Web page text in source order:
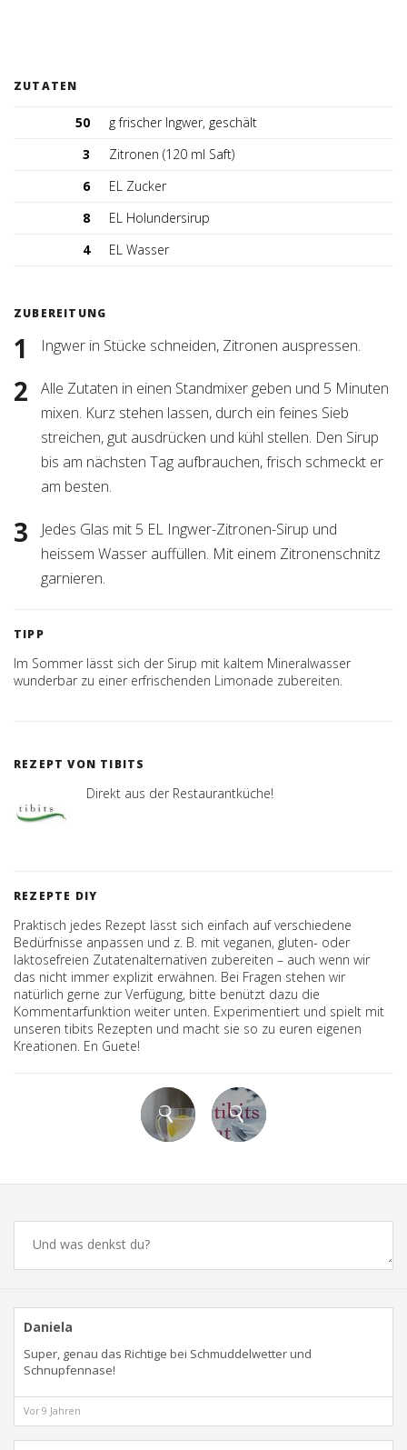
ZUTATEN
50
g frischer Ingwer, geschält
3
Zitronen (120 ml Saft)
6
EL Zucker
8
EL Holundersirup
4
EL Wasser
ZUBEREITUNG
Ingwer in Stücke schneiden, Zitronen auspressen.
Alle Zutaten in einen Standmixer geben und 5 Minuten
mixen. Kurz stehen lassen, durch ein feines Sieb
streichen, gut ausdrücken und kühl stellen. Den Sirup
bis am nächsten Tag aufbrauchen, frisch schmeckt er
am besten.
Jedes Glas mit 5 EL Ingwer-Zitronen-Sirup und
heissem Wasser auffüllen. Mit einem Zitronenschnitz
garnieren.
TIPP
Im Sommer lässt sich der Sirup mit kaltem Mineralwasser
wunderbar zu einer erfrischenden Limonade zubereiten.
REZEPT VON TIBITS
Direkt aus der Restaurantküche!
REZEPTE DIY
Praktisch jedes Rezept lässt sich einfach auf verschiedene
Bedürfnisse anpassen und z. B. mit veganen, gluten- oder
laktosefreien Zutatenalternativen zubereiten – auch wenn wir
das nicht immer explizit erwähnen. Bei Fragen stehen wir
natürlich gerne zur Verfügung, bitte benützt dazu die
Kommentarfunktion weiter unten. Experimentiert und spielt mit
unseren tibits Rezepten und macht sie so zu euren eigenen
Kreationen. En Guete!
Daniela
Super, genau das Richtige bei Schmuddelwetter und
Schnupfennase!
Vor 9 Jahren